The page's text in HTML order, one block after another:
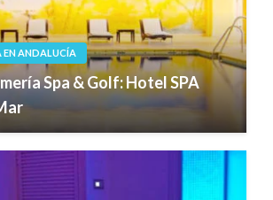
EN ANDALUCÍA
Spa & Golf: Hotel SPA